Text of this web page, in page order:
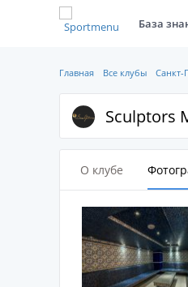
База
Главная Все клубы Санкт-
Sculptors
О клубе